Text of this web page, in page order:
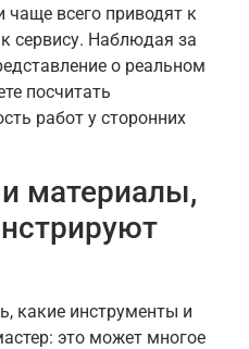
всего приводят к
сервису. Наблюдая за
о реальном
посчитать
работ у сторонних
материалы,
какие инструменты и
это может многое